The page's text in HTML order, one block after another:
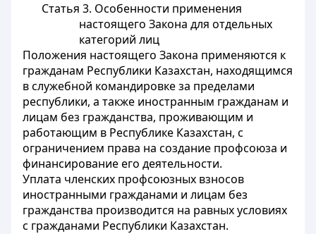
Статья 3. Особенности применения
настоящего Закона для отдельных
категорий лиц
Положения настоящего Закона применяются к
гражданам Республики Казахстан, находящимся
в служебной командировке за пределами
республики, а также иностранным гражданам и
лицам без гражданства, проживающим и
работающим в Республике Казахстан, с
ограничением права на создание профсоюза и
финансирование его деятельности.
Уплата членских профсоюзных взносов
иностранными гражданами и лицам без
гражданства производится на равных условиях
с гражданами Республики Казахстан.